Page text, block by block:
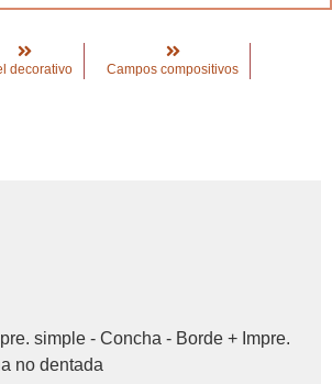
decorativo Campos compositivos
simple - Concha - Borde + Impre.
no dentada